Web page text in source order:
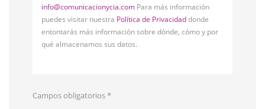
info@comunicacionycia.com Para más información
puedes visitar nuestra Política de Privacidaddonde
entontarás más información sobre dónde, cómo y por
qué almacenamos sus datos.
Campos obligatorios*